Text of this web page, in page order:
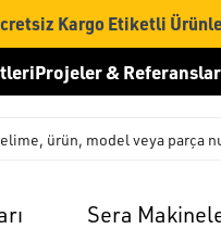
Kargo Etiketli
Projeler & Referanslar
Sera